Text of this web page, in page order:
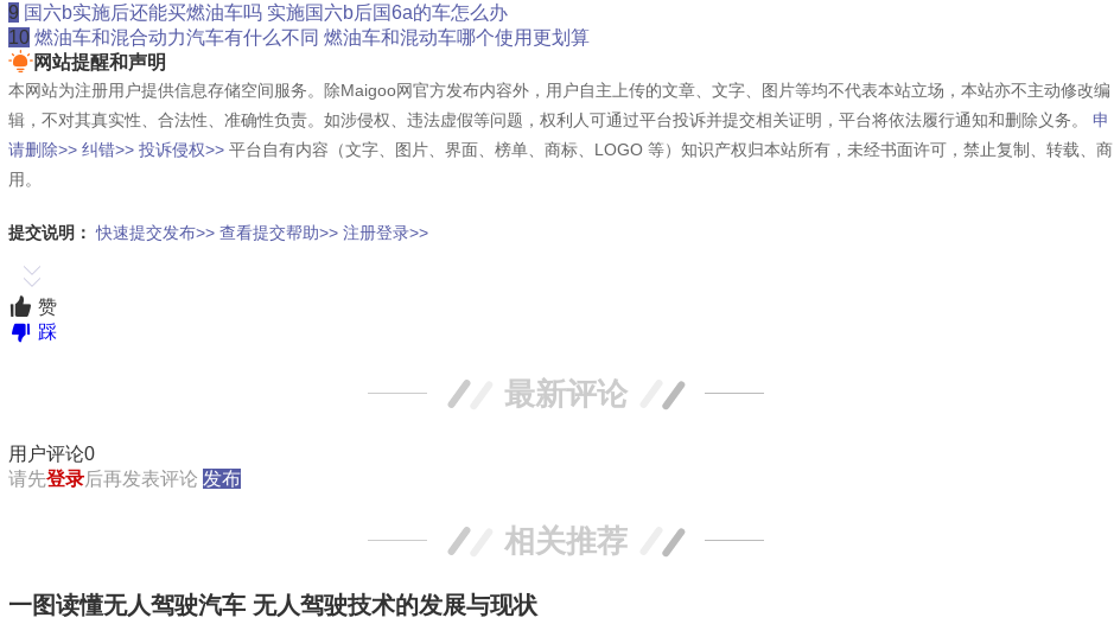
9 国六b实施后还能买燃油车吗 实施国六b后国6a的车怎么办
10 燃油车和混合动力汽车有什么不同 燃油车和混动车哪个使用更划算
网站提醒和声明
本网站为注册用户提供信息存储空间服务。除Maigoo网官方发布内容外，用户自主上传的文章、文字、图片等均不代表本站立场，本站亦不主动修改编
辑，不对其真实性、合法性、准确性负责。如涉侵权、违法虚假等问题，权利人可通过平台投诉并提交相关证明，平台将依法履行通知和删除义务。
申
请删除>> 纠错>> 投诉侵权>> 平台自有内容（文字、图片、界面、榜单、商标、LOGO 等）知识产权归本站所有，未经书面许可，禁止复制、转载、商
用。
提交说明： 快速提交发布>> 查看提交帮助>> 注册登录>>
赞
踩
最新评论
用户评论0
请先登录后再发表评论 发布
相关推荐
一图读懂无人驾驶汽车 无人驾驶技术的发展与现状